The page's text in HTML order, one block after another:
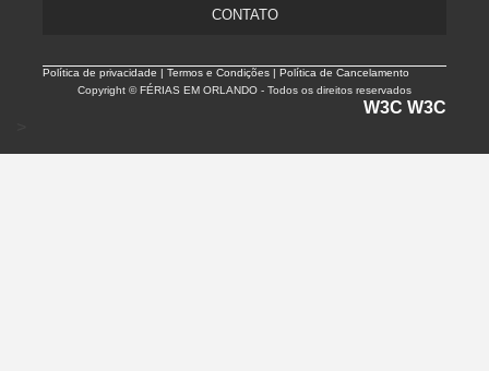
CONTATO
Política de privacidade |Termos e Condições | Política de Cancelamento
Copyright © FÉRIAS EM ORLANDO - Todos os direitos reservados
W3C W3C